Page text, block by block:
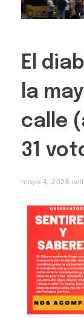
El
la
calle
31
mayo 4, 2026